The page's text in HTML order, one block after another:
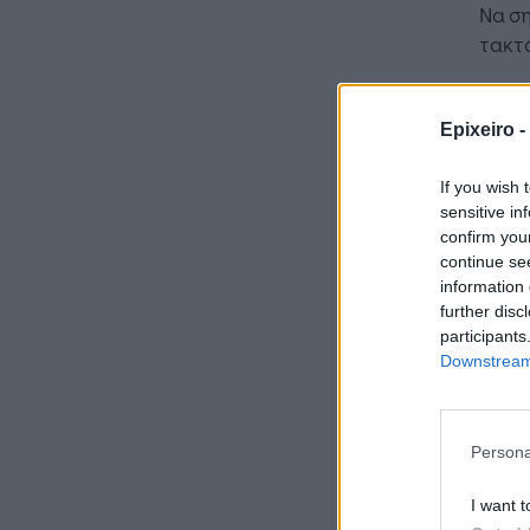
Epixeiro -
If you wish
sensitive
confirm
continue
information
further
I want
Να
για
ένα